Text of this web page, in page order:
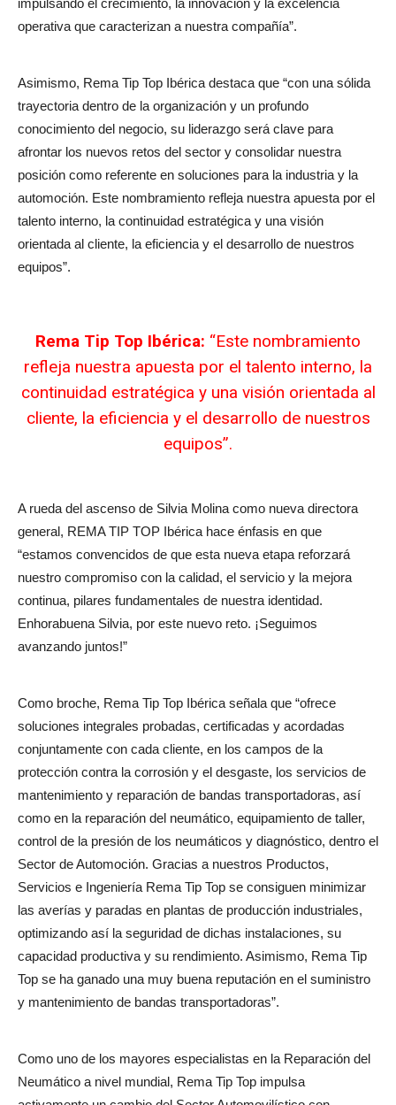
operativa que caracterizan a nuestra compañía”.
Asimismo, Rema Tip Top Ibérica destaca que “con una sólida
trayectoria dentro de la organización y un profundo
conocimiento del negocio, su liderazgo será clave para
afrontar los nuevos retos del sector y consolidar nuestra
posición como referente en soluciones para la industria y la
automoción. Este nombramiento refleja nuestra apuesta por el
talento interno, la continuidad estratégica y una visión
orientada al cliente, la eficiencia y el desarrollo de nuestros
equipos”.
Rema Tip Top Ibérica: “Este nombramiento
refleja nuestra apuesta por el talento interno, la
continuidad estratégica y una visión orientada al
cliente, la eficiencia y el desarrollo de nuestros
equipos”.
A rueda del ascenso de Silvia Molina como nueva directora
general, REMA TIP TOP Ibérica hace énfasis en que
“estamos convencidos de que esta nueva etapa reforzará
nuestro compromiso con la calidad, el servicio y la mejora
continua, pilares fundamentales de nuestra identidad.
Enhorabuena Silvia, por este nuevo reto. ¡Seguimos
avanzando juntos!”
Como broche, Rema Tip Top Ibérica señala que “ofrece
soluciones integrales probadas, certificadas y acordadas
conjuntamente con cada cliente, en los campos de la
protección contra la corrosión y el desgaste, los servicios de
mantenimiento y reparación de bandas transportadoras, así
como en la reparación del neumático, equipamiento de taller,
control de la presión de los neumáticos y diagnóstico, dentro el
Sector de Automoción. Gracias a nuestros Productos,
Servicios e Ingeniería Rema Tip Top se consiguen minimizar
las averías y paradas en plantas de producción industriales,
optimizando así la seguridad de dichas instalaciones, su
capacidad productiva y su rendimiento. Asimismo, Rema Tip
Top se ha ganado una muy buena reputación en el suministro
y mantenimiento de bandas transportadoras”.
Como uno de los mayores especialistas en la Reparación del
Neumático a nivel mundial, Rema Tip Top impulsa